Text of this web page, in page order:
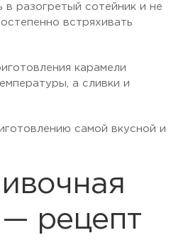
разогретый сотейник и не
встряхивать
карамели
а сливки и
самой вкусной и
рецепт